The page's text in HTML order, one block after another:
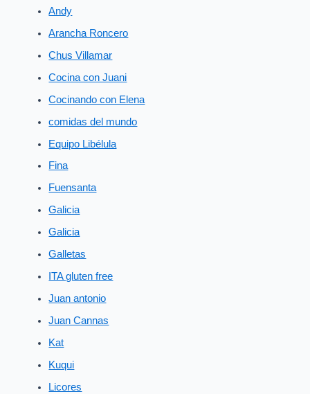
Andy
Arancha Roncero
Chus Villamar
Cocina con Juani
Cocinando con Elena
comidas del mundo
Equipo Libélula
Fina
Fuensanta
Galicia
Galicia
Galletas
ITA gluten free
Juan antonio
Juan Cannas
Kat
Kuqui
Licores